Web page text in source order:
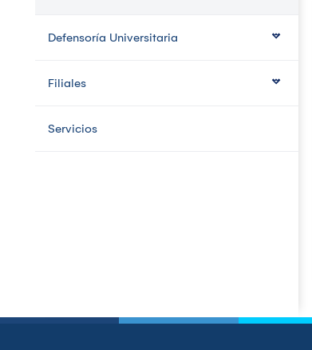
Defensoría Universitaria
Filiales
Servicios